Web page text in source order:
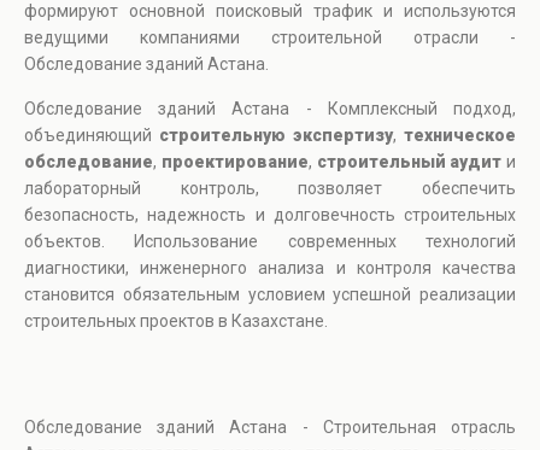
формируют основной поисковый трафик и используются
ведущими компаниями строительной отрасли -
Обследование зданий Астана.
Обследование зданий Астана - Комплексный подход,
объединяющий строительную экспертизу, техническое
обследование, проектирование, строительный аудит и
лабораторный контроль, позволяет обеспечить
безопасность, надежность и долговечность строительных
объектов. Использование современных технологий
диагностики, инженерного анализа и контроля качества
становится обязательным условием успешной реализации
строительных проектов в Казахстане.
Обследование зданий Астана - Строительная отрасль